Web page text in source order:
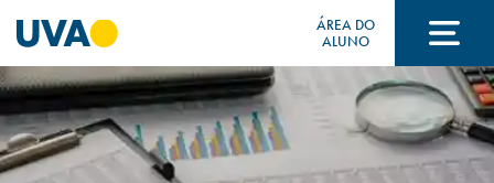
ÁREA DO
ALUNO
A UVA